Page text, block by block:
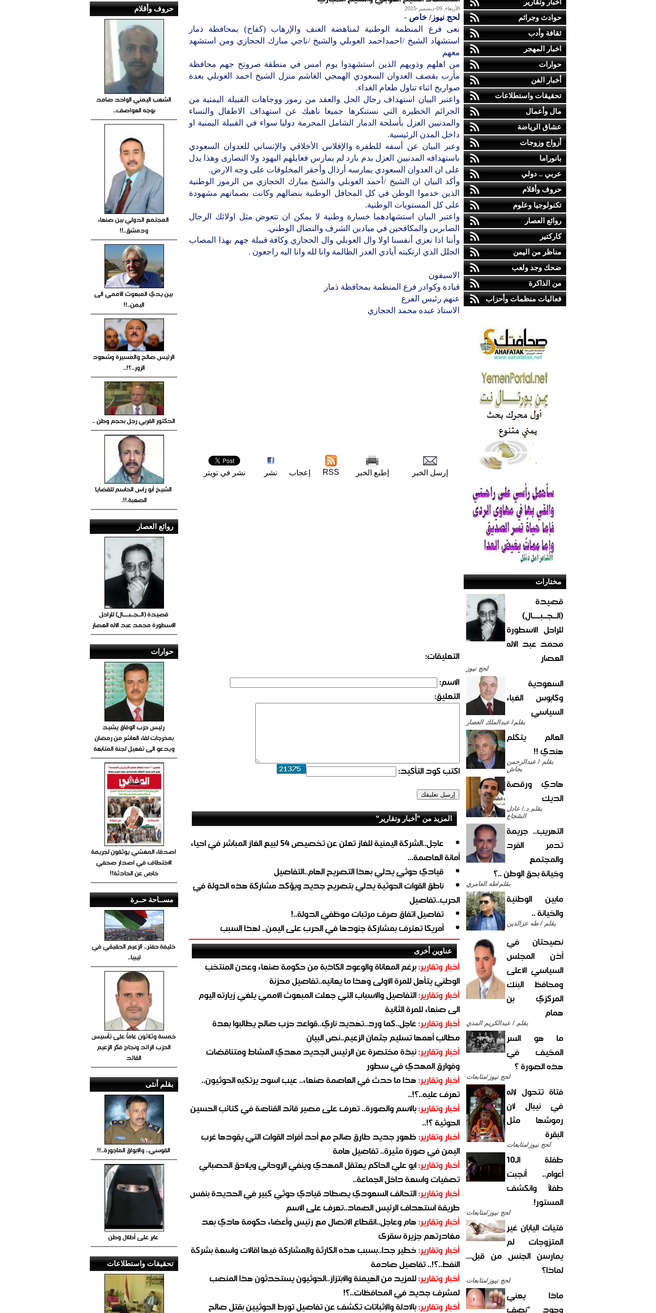
أخبار وتقارير
حوادث وجرائم
ثقافة وأدب
اخبار المهجر
حوارات
أخبار الفن
تحقيقات واستطلاعات
مال وأعمال
عشاق الرياضة
أزواج وزوجات
بانوراما
عربي .. دولي
حروف وأقلام
تكنولوجيا وعلوم
روائع العصار
كاركتير
مناظر من اليمن
ضحك وجد ولعب
من الذاكرة
فعاليات منظمات وأحزاب
مختارات
قصيدة
(الــجــبــــال)
للراحل الأسطورة
محمد عبد الاله
العصار
لحج نيوز
السعودية
وكابوس الغباء
السياسي
بقلم/ عبدالملك العصار
العالم يتكلم
هندي !!
بقلم / عبدالرحمن
بجاش
هادي ورقصة
الديك
بقلم د./ عادل
الشجاع
التهريب.. جريمة
تدمر الفرد
والمجتمع
وخيانة بحق الوطن ..؟
بقلم/طه العامري
مابين الوطنية
والخيانة ..
بقلم / طه عزالدين
نصيحتان في
أذن المجلس
السياسي الأعلى
ومحافظ البنك
المركزي بن
همام
بقلم / عبدالكريم المدي
ما هو السر
المخيف في
هذه الصورة ؟
لحج نيوز/متابعات
فتاة تتحول لإله
في نيبال لأن
رموشها مثل
البقرة
لحج نيوز/متابعات
طفلة الـ10
أعوام.. أنجبت
طفلاً وانكشف
المستور!
لحج نيوز/متابعات
فتيات اليابان غير
المتزوجات لم
يمارسن الجنس من قبل...
لماذا؟
لحج نيوز/متابعات
ماذا يعني
وجود "نصف
الأربعاء, 09-ديسمبر-2015
لحج نيوز/ خاص -
نعى فرع المنظمة الوطنية لمناهضة العنف والإرهاب (كفاح) بمحافظة ذمار
استشهاد الشيخ /احمداحمد العوبلي والشيخ /ناجي مبارك الحجازي ومن استشهد
معهم
من اهلهم وذويهم الذين استشهدوا يوم امس في منطقة صروتح جهم محافظة
مأرب بقصف العدوان السعودي الهمجي الغاشم منزل الشيخ احمد العوبلي بعدة
صواريخ اثناء تناول طعام الغداء.
واعتبر البيان استهداف رجال الحل والعقد من رموز ووجاهات القبيلة اليمنية من
الجرائم الخطيرة التي نستنكرها جميعا ناهيك عن استهداف الاطفال والنساء
والمدنيين العزل بأسلحة الدمار الشامل المحرمة دوليا سواء في القبيلة اليمنية او
داخل المدن الرئيسية.
وعبر البيان عن أسفه للطفرة والإفلاس الأخلاقي والإنساني للعدوان السعودي
باستهدافه المدنيين العزل بدم بارد لم يمارس فعايلهم اليهود ولا النصارى وهذا يدل
على ان العدوان السعودي يمارسه أرذال وأحقر المخلوقات على وجه الارض.
وأكد البيان ان الشيخ /أحمد العوبلي والشيخ مبارك الحجازي من الرموز الوطنية
الذين خدموا الوطن في كل المحافل الوطنية بنضالهم وكانت بصماتهم مشهودة
على كل المستويات الوطنية.
واعتبر البيان استشهادهما خسارة وطنية لا يمكن ان تتعوض مثل اولائك الرجال
الصابرين والمكافحين في ميادين الشرف والنضال الوطني.
وأننا اذا نعزي أنفسنا اولا وال العوبلي وال الحجازي وكافة قبيلة جهم بهذا المصاب
الجلل الذي ارتكبته أيادي الغدر الظالمة وانا لله وانا اليه راجعون .
الاسيفون
قيادة وكوادر فرع المنظمة بمحافظة ذمار
عنهم رئيس الفرع
الاستاذ عبده محمد الحجازي
إرسل الخبر إطبع الخبر RSS إعجاب نشر نشر في تويتر
التعليقات:
الاسم:
التعليق:
اكتب كود التأكيد:
المزيد من "أخبار وتقارير"
عاجل..الشركة اليمنية للغاز تعلن عن تخصيص 54 لبيع الغاز المباشر في احياء
أمانة العاصمة...
قيادي حوثي يدلي بهذا التصريح الهام..التفاصيل
ناطق القوات الحوثية يدلي بتصريح جديد ويؤكد مشاركة هذه الدولة في
الحرب..تفاصيل
تفاصيل اتفاق صرف مرتبات موظفي الدولة..!
أمريكا تعترف بمشاركة جنودها في الحرب على اليمن.. لهذا السبب
عناوين أخرى
أخبار وتقارير:برغم المعاناة والوعود الكاذبة من حكومة صنعاء وعدن المنتخب
الوطني يتأهل للمرة الاولى وهذا ما يعانيه..تفاصيل محزنة
أخبار وتقارير:التفاصيل والاسباب التي جعلت المبعوث الأممي يلغي زيارته اليوم
الى صنعاء للمرة الثانية
أخبار وتقارير:عاجل..كما ورد..تهديد ناري..قواعد حزب صالح يطالبوا بعدة
مطالب أهمها تسليم جثمان الزعيم..نص البيان
أخبار وتقارير:نبذة مختصرة عن الرئيس الجديد مهدي المشاط ومتناقضات
وفوارق المهدي في سطور
أخبار وتقارير:هذا ما حدث في العاصمة صنعاء.. عيب اسود يرتكبه الحوثيون..
تعرف عليه..؟!..
أخبار وتقارير:بالاسم والصورة.. تعرف على مصير قائد القناصة في كتائب الحسين
الحوثية ؟!..
أخبار وتقارير:ظهور جديد طارق صالح مع أحد أفراد القوات التي يقودها غرب
اليمن في صورة مثيرة.. تفاصيل هامة
أخبار وتقارير:ابو علي الحاكم يعتقل المهدي وينفي الروحاني ويلاحق الحصباني
تصفيات واسعة داخل الجماعة..
أخبار وتقارير:التحالف السعودي يصطاد قيادي حوثي كبير في الحديدة بنفس
طريقة استهداف الرئيس الصماد..تعرف على الاسم
أخبار وتقارير:هام وعاجل..انقطاع الاتصال مع رئيس وأعضاء حكومة هادي بعد
مغادرتهم جزيرة سقرى
أخبار وتقارير:خطير جدا..بسبب هذه الكارثة والمشاركة فيها اقالات واسعة بشركة
النفط..؟!.. تفاصيل صادمة
أخبار وتقارير:للمزيد من الهيمنة والابتزاز..الحوثيون يستحدثون هذا المنصب
لمشرف جديد في المحافظات..؟!
أخبار وتقارير:بالادلة والإثباتات تكشف عن تفاصيل تورط الحوثيين بقتل صالح
حروف وأقلام
الشعب اليمني الواحد صامد
بوجه العواصف..
المجتمع الدولي بين صنعاء
ودمشق..!!
بين يدي المبعوث الأممي الى
اليمن..!!
الرئيس صالح والمسيرة وشهود
الزور..؟!..
الدكتور القربي رجل بحجم وطن ..
الشيخ أبو راس الحاسم للقضايا
الصعبة.!!.
روائع العصار
قصيدة (الــجــبــــال) للراحل
الأسطورة محمد عبد الاله العصار
حوارات
رئيس حزب الوفاق يشيد
بمخرجات لقاء العاشر من رمضان
ويدعو الى تفعيل لجنة المتابعة
اصدقاء المغشي يوثقون لجريمة
الاختطاف في اصدار صحفي
خاص عن الحادثة!!
مســاحة حــرة
خليفة حفتر.. الزعيم الحقيقي في
ليبيا..
خمسة وثلاثون عاماً على تأسيس
الحزب الرائد ونجاح فكر الزعيم
القائد
بقلم أنثى
القوسي.. والابواق الماجورة..!!
عابر على أطلال وطن
تحقيقات واستطلاعات